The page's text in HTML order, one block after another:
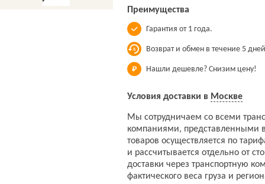
Преимущества
Гарантия от 1 года.
Возврат и обмен в течение 5
Нашли дешевле? Снизим цену!
Условия доставки в Москве
Мы сотрудничаем со всеми
компаниями, представленными
товаров осуществляется по
и рассчитывается отдельно от
доставки через транспортную
фактического веса груза и